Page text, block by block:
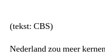
(tekst: CBS)
Nederland zou meer